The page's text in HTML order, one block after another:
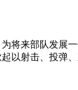
来部队发展一
以射击、投弹